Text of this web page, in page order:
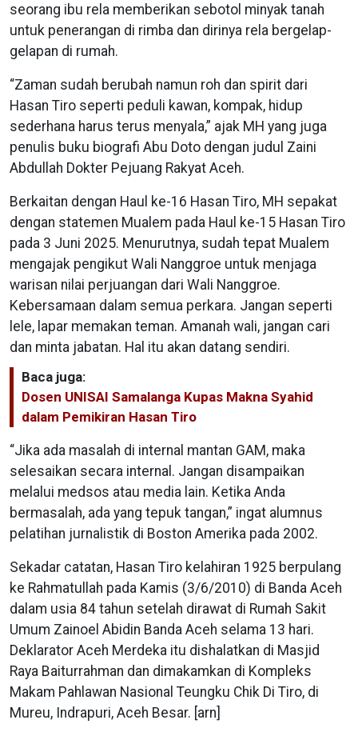
seorang ibu rela memberikan sebotol minyak tanah
untuk penerangan di rimba dan dirinya rela bergelap-
gelapan di rumah.
“Zaman sudah berubah namun roh dan spirit dari
Hasan Tiro seperti peduli kawan, kompak, hidup
sederhana harus terus menyala,” ajak MH yang juga
penulis buku biografi Abu Doto dengan judul Zaini
Abdullah Dokter Pejuang Rakyat Aceh.
Berkaitan dengan Haul ke-16 Hasan Tiro, MH sepakat
dengan statemen Mualem pada Haul ke-15 Hasan Tiro
pada 3 Juni 2025. Menurutnya, sudah tepat Mualem
mengajak pengikut Wali Nanggroe untuk menjaga
warisan nilai perjuangan dari Wali Nanggroe.
Kebersamaan dalam semua perkara. Jangan seperti
lele, lapar memakan teman. Amanah wali, jangan cari
dan minta jabatan. Hal itu akan datang sendiri.
Baca juga:
Dosen UNISAI Samalanga Kupas Makna Syahid
dalam Pemikiran Hasan Tiro
“Jika ada masalah di internal mantan GAM, maka
selesaikan secara internal. Jangan disampaikan
melalui medsos atau media lain. Ketika Anda
bermasalah, ada yang tepuk tangan,” ingat alumnus
pelatihan jurnalistik di Boston Amerika pada 2002.
Sekadar catatan, Hasan Tiro kelahiran 1925 berpulang
ke Rahmatullah pada Kamis (3/6/2010) di Banda Aceh
dalam usia 84 tahun setelah dirawat di Rumah Sakit
Umum Zainoel Abidin Banda Aceh selama 13 hari.
Deklarator Aceh Merdeka itu dishalatkan di Masjid
Raya Baiturrahman dan dimakamkan di Kompleks
Makam Pahlawan Nasional Teungku Chik Di Tiro, di
Mureu, Indrapuri, Aceh Besar. [arn]